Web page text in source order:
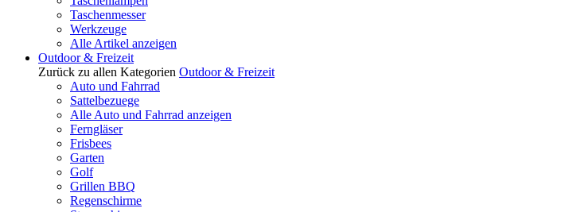
Taschenmesser
Werkzeuge
Alle Artikel anzeigen
Outdoor & Freizeit
Zurück zu allen Kategorien Outdoor & Freizeit
Auto und Fahrrad
Sattelbezuege
Alle Auto und Fahrrad anzeigen
Ferngläser
Frisbees
Garten
Golf
Grillen BBQ
Regenschirme